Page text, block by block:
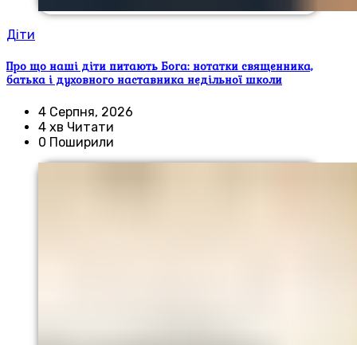
Діти
Про що наші діти питають Бога: нотатки священника,
батька і духовного наставника недільної школи
4 Серпня, 2026
4 хв Читати
0 Поширили